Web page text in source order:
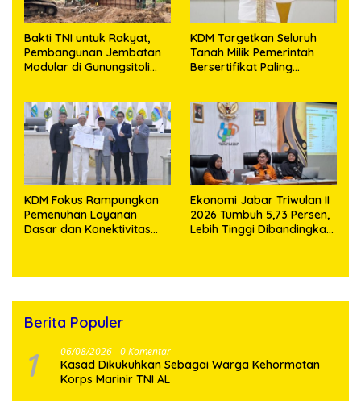
Bakti TNI untuk Rakyat,
Pembangunan Jembatan
Modular di Gunungsitoli
KDM Targetkan Seluruh
Tanah Milik Pemerintah
Bersertifikat Paling
KDM Fokus Rampungkan
Pemenuhan Layanan
Dasar dan Konektivitas
Ekonomi Jabar Triwulan II
2026 Tumbuh 5,73 Persen,
Lebih Tinggi Dibandingkan
Berita Populer
1 06/08/2026 0 Komentar
Kasad Dikukuhkan Sebagai Warga Kehormatan
Korps Marinir TNI AL